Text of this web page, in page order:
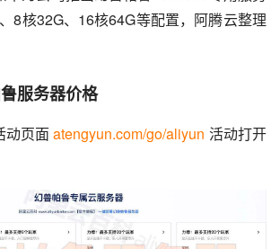
8核32G、16核64G等配置，阿腾云整理
服务器价格
动页面 atengyun.com/go/aliyun 活动打开